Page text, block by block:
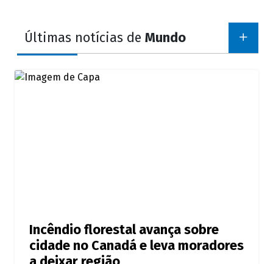
Últimas notícias de Mundo
Incêndio florestal avança sobre
cidade no Canadá e leva moradores